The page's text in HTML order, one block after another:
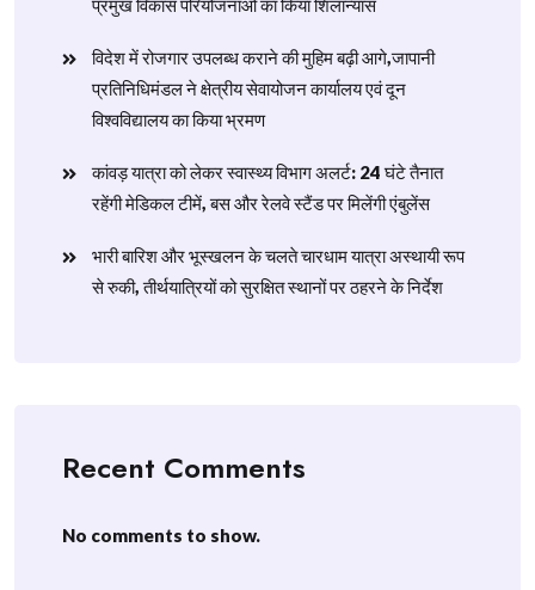
विदेश में रोजगार उपलब्ध कराने की मुहिम बढ़ी आगे,जापानी
प्रतिनिधिमंडल ने क्षेत्रीय सेवायोजन कार्यालय एवं दून
विश्वविद्यालय का किया भ्रमण
​कांवड़ यात्रा को लेकर स्वास्थ्य विभाग अलर्ट: 24 घंटे तैनात
रहेंगी मेडिकल टीमें, बस और रेलवे स्टैंड पर मिलेंगी एंबुलेंस
​भारी बारिश और भूस्खलन के चलते चारधाम यात्रा अस्थायी रूप
से रुकी, तीर्थयात्रियों को सुरक्षित स्थानों पर ठहरने के निर्देश
Recent Comments
No comments to show.